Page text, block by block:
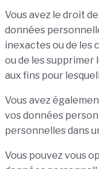
Vous avez le droit
données
inexactes ou de les
ou de les supprimer
aux fins pour
Vous avez
vos données
personnelles dans
Vous pouvez vous